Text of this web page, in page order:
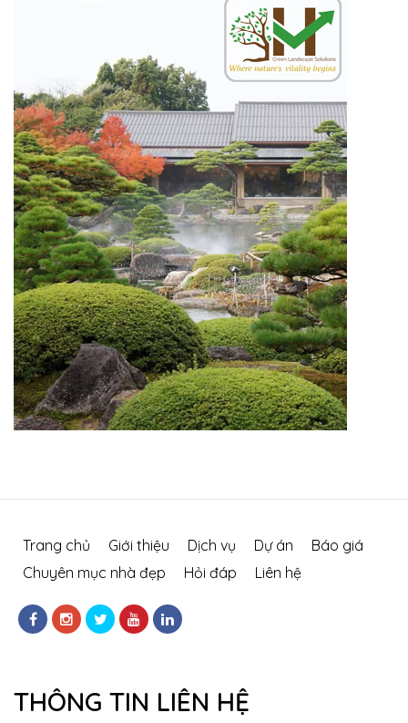
Trang chủ Giới thiệu Dịch vụ Dự án
Báo giá
Chuyên mục nhà đẹp
Hỏi đáp Liên hệ
THÔNG TIN LIÊN HỆ